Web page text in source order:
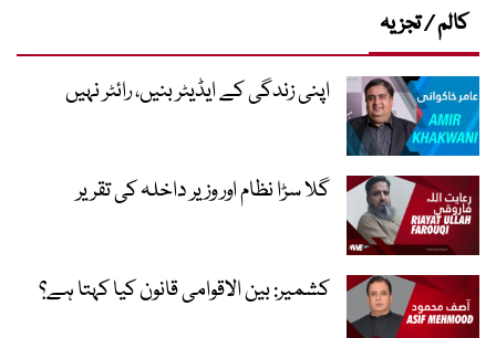
کالم / تجزیہ
اپنی زندگی کے ایڈیٹر بنیں، رائٹر نہیں
گلا سڑا نظام اور وزیر داخلہ کی تقریر
کشمیر: بین الاقوامی قانون کیا کہتا ہے؟